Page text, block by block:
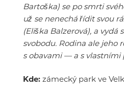
Bartoška) se po smrti
už se nenechá řídit svou
(Eliška Balzerová), a vydá
svobodu. Rodina ale jeho
s obavami — a s vlastními
Kde: zámecký park ve